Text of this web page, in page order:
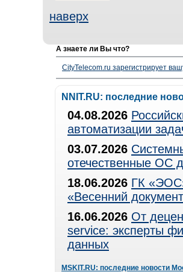
наверх
А знаете ли Вы что?
CityTelecom.ru зарегистрирует
NNIT.RU: последние
04.08.2026
автоматизации
03.07.2026
отечественные ОС
18.06.2026 ГК
«Весенний
16.06.2026 От
service: эксперты
данных
MSKIT.RU: последние новости